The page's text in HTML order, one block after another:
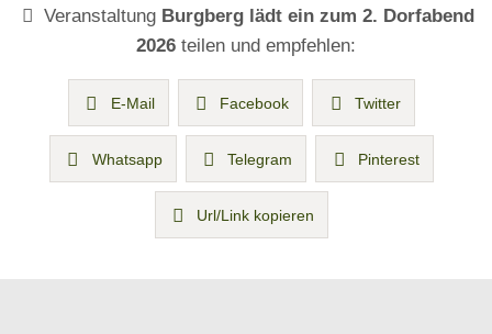
Immenstadt
anzeigen
Bayern,
Deutschland
anzeigen
Bayern,
anzeigen
Veranstaltung Burgberg lädt ein zum 2. Dorfabend
2026 teilen und empfehlen:
E-Mail Facebook Twitter
Whatsapp Telegram Pinterest
Url/Link kopieren